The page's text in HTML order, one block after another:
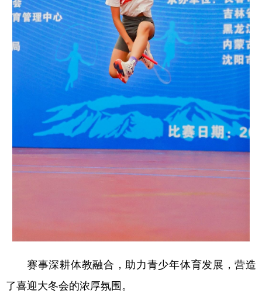
赛事深耕体教融合，助力青少年体育发展，营造
了喜迎大冬会的浓厚氛围。